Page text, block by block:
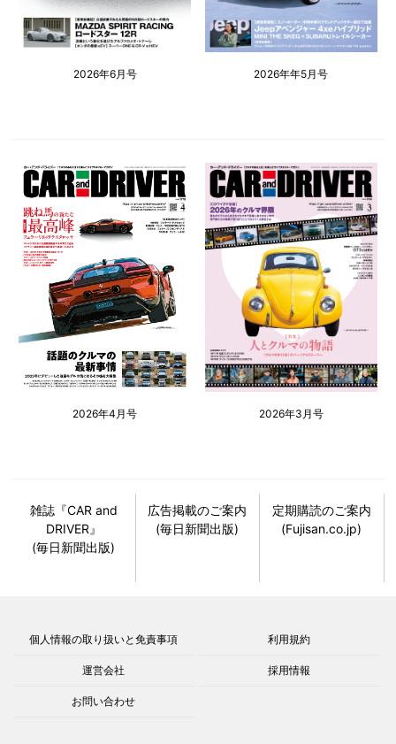
2026年6月号 2026年年5月号
2026年4月号 2026年3月号
雑誌『CAR and
DRIVER』
(毎日新聞出版)
広告掲載のご案内
(毎日新聞出版)
定期購読のご案内
(Fujisan.co.jp)
個人情報の取り扱いと免責事項 利用規約
運営会社 採用情報
お問い合わせ